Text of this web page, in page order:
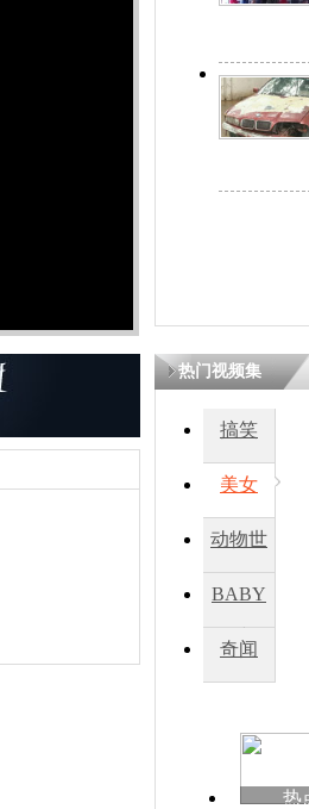
热门视频集
搞笑
美女
动物世
BABY
秀
奇闻
热